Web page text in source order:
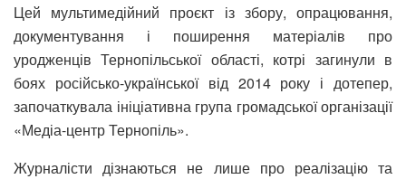
Цей мультимедійний проєкт із збору, опрацювання,
документування і поширення матеріалів про
уродженців Тернопільської області, котрі загинули в
боях російсько-української від 2014 року і дотепер,
започаткувала ініціативна група громадської організації
«Медіа-центр Тернопіль».
Журналісти дізнаються не лише про реалізацію та